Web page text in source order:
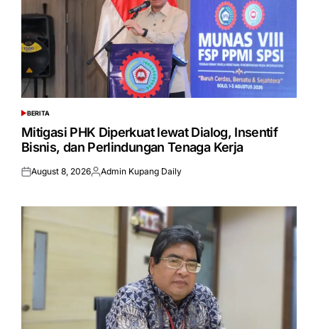
POSTED
IN
BERITA
Mitigasi PHK Diperkuat lewat Dialog, Insentif
Bisnis, dan Perlindungan Tenaga Kerja
Posted
August 8, 2026Posted
Admin Kupang Daily